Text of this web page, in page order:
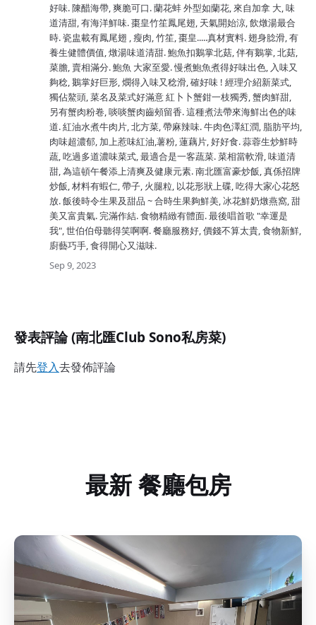
好味. 陳醋海帶, 爽脆可口. 蘭花蚌 外型如蘭花, 來自加拿 大, 味
道清甜, 有海洋鮮味. 棗皇竹笙鳳尾翅, 天氣開始涼, 飲燉湯最合
時. 瓷盅載有鳳尾翅 , 瘦肉, 竹笙, 棗皇.....真材實料. 翅身腍滑, 有
養生健體價值, 燉湯味道清甜. 鮑魚扣鵝掌北菇, 伴有鵝掌, 北菇,
菜膽, 賣相滿分. 鮑魚 大家至愛. 慢煮鮑魚煮得好味出色, 入味又
夠稔, 鵝掌好巨形, 燘得入味又稔滑, 確好味 ! 經理介紹新菜式,
獨佔鰲頭, 菜名及菜式好滿意 紅卜卜蟹鉗一枝獨秀, 蟹肉鮮甜,
另有蟹肉粉卷, 啖啖蟹肉齒頰留香. 這種煮法帶來海鮮出色的味
道. 紅油水煮牛肉片, 北方菜, 帶麻辣味. 牛肉色澤紅潤, 脂肪平均,
肉味超濃郁, 加上惹味紅油,薯粉, 蓮藕片, 好好食. 蒜蓉生炒鮮時
蔬, 吃過多道濃味菜式, 最適合是一客蔬菜. 菜相當軟滑, 味道清
甜, 為這頓午餐添上清爽及健康元素. 南北匯富豪炒飯, 真係招牌
炒飯, 材料有蝦仁, 帶子, 火腿粒, 以花形狀上碟, 吃得大家心花怒
放. 飯後時令生果及甜品 ~ 合時生果夠鮮美, 冰花鮮奶燉燕窩, 甜
美又富貴氣. 完滿作結. 食物精緻有體面. 最後唱首歌 "幸運是
我", 世伯伯母聽得笑啊啊. 餐廳服務好, 價錢不算太貴, 食物新鮮,
廚藝巧手, 食得開心又滋味.
Sep 9, 2023
發表評論 (南北匯Club Sono私房菜)
請先登入去發佈評論
最新 餐廳包房